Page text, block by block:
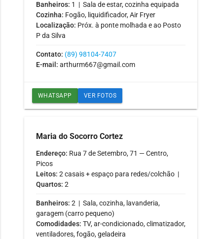
Banheiros: 1 | Sala de estar, cozinha equipada
Cozinha: Fogão, liquidificador, Air Fryer
Localização: Próx. à ponte molhada e ao Posto
P da Silva
Contato: (89) 98104-7407
E-mail: arthurm667@gmail.com
WHATSAPP VER FOTOS
Maria do Socorro Cortez
Endereço: Rua 7 de Setembro, 71 — Centro,
Picos
Leitos: 2 casais + espaço para redes/colchão |
Quartos: 2
Banheiros: 2 | Sala, cozinha, lavanderia,
garagem (carro pequeno)
Comodidades: TV, ar-condicionado, climatizador,
ventiladores, fogão, geladeira